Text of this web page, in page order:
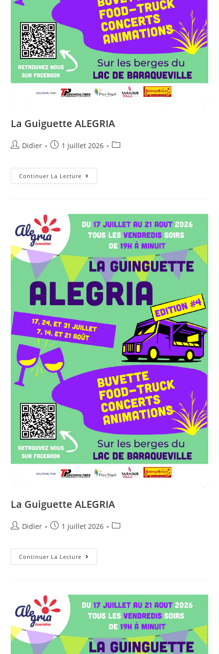
La Guiguette ALEGRIA
Didier 1 juillet 2026
Continuer La Lecture
La Guiguette ALEGRIA
Didier 1 juillet 2026
Continuer La Lecture